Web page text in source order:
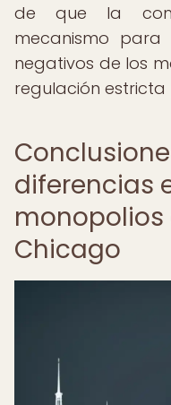
de que la
mecanismo
negativos de los
regulación
diferencias
monopolios
Chicago